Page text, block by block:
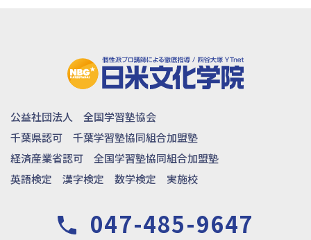
公益社団法人 全国学習塾協会
千葉県認可 千葉学習塾協同組合加盟塾
経済産業省認可 全国学習塾協同組合加盟塾
英語検定 漢字検定 数学検定 実施校
047-485-9647